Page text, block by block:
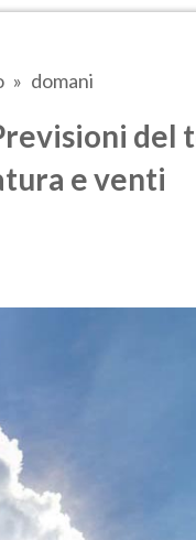
domani
del
e venti